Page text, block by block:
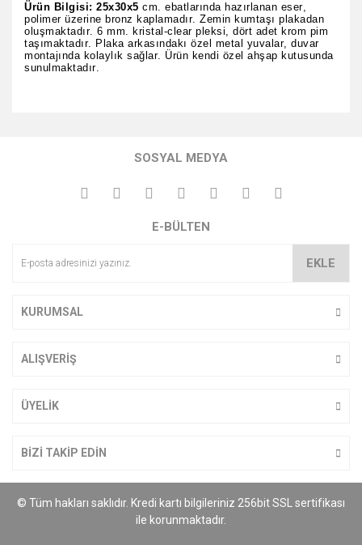
Ürün Bilgisi: 25x30x5 cm. ebatlarında hazırlanan eser,
polimer üzerine bronz kaplamadır. Zemin kumtaşı plakadan
oluşmaktadır. 6 mm. kristal-clear pleksi, dört adet krom pim
taşımaktadır. Plaka arkasındakı özel metal yuvalar, duvar
montajında kolaylık sağlar. Ürün kendi özel ahşap kutusunda
sunulmaktadır.
kullanarak tarafımıza iletebilirsiniz.
Görüş ve önerileriniz için teşekkür ederiz.
Ürün açıklamasında eksik bilgiler bulunuyor.
SOSYAL MEDYA
E-BÜLTEN
EKLE
KURUMSAL
ALIŞVERİŞ
ÜYELİK
BİZİ TAKİP EDİN
© Tüm hakları saklıdır. Kredi kartı bilgileriniz 256bit SSL sertifikası
ile korunmaktadır.